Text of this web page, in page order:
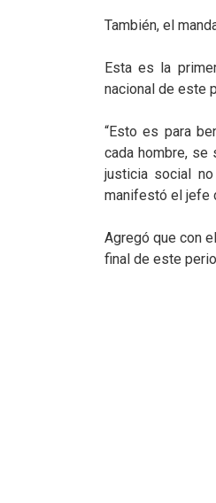
También, el
Esta es la
nacional de este
“Esto es para
cada hombre, se
justicia social
manifestó el jefe
Agregó que con
final de este